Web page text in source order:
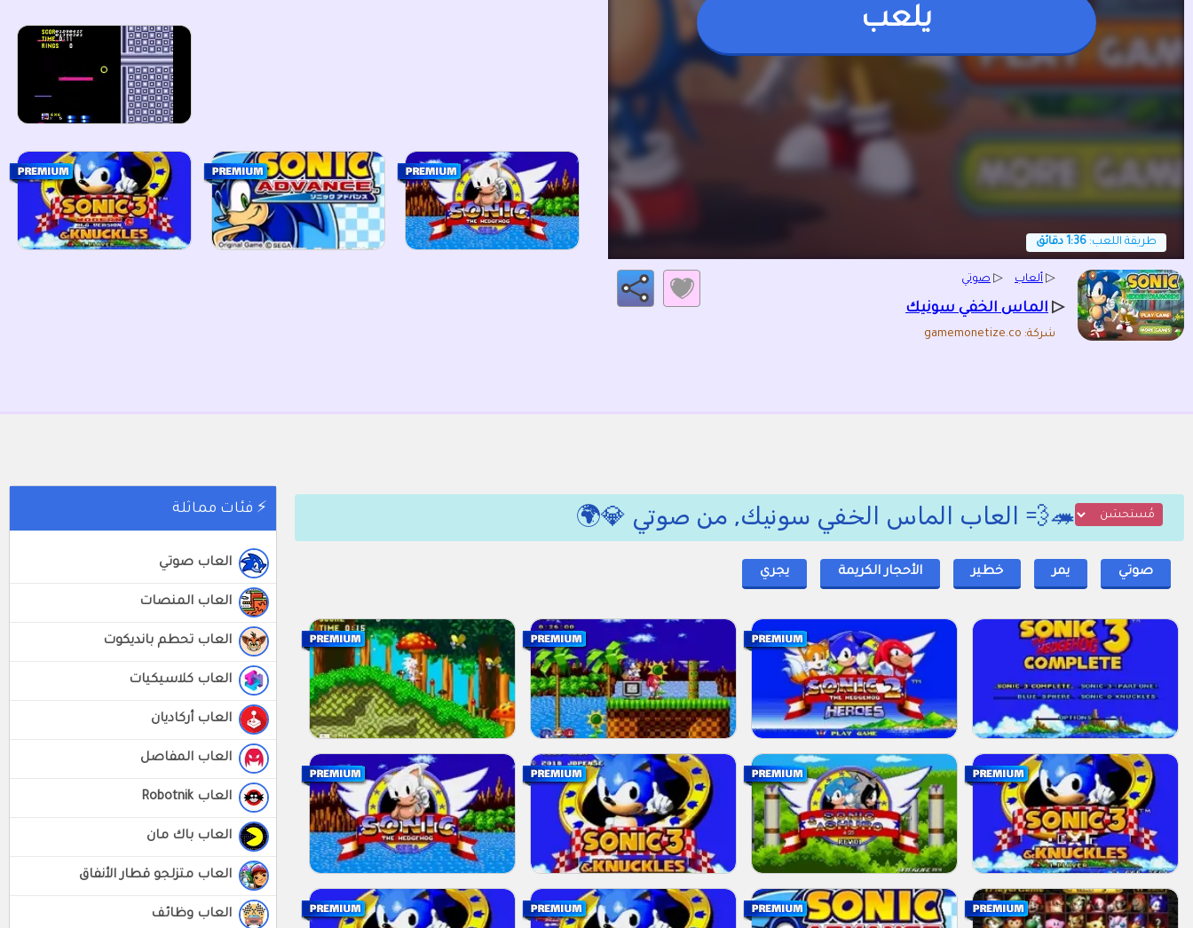
يلعب
طريقة اللعب: 1:36 دقائق
▷ ألعاب ▷ صوتي
▷ الماس الخفي سونيك
شركة: gamemonetize.co
⚡ فئات مماثلة
العاب صوتي
العاب المنصات
العاب تحطم بانديكوت
العاب كلاسيكيات
العاب أركاديان
العاب المفاصل
العاب Robotnik
العاب باك مان
العاب متزلجو قطار الأنفاق
العاب وظائف
🦔💨 العاب الماس الخفي سونيك, من صوتي 💎🌍
صوتي يمر خطير الأحجار الكريمة يجري